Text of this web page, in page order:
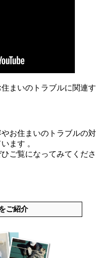
まいのトラブルに関連す
お住まいのトラブルの対
ます 。
ご覧になってみてくださ
ご紹介